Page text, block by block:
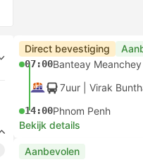
Direct bevestiging
07:00Banteay
7uur | Virak
14:00Phnom Penh
Bekijk details
Aanbevolen